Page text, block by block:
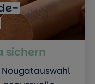
sichern
Nougatauswahl